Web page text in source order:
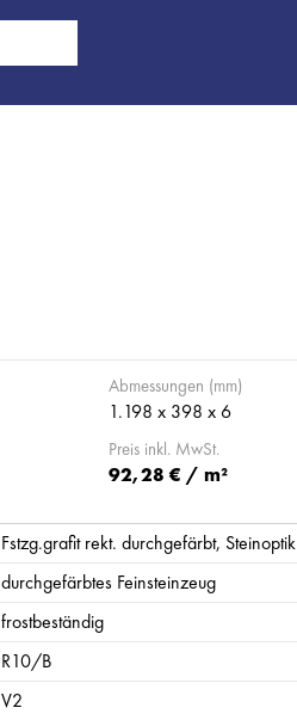
Abmessungen (mm)
1.198 x 398 x 6
Preis inkl. MwSt.
92,28 € / m²
Fstzg.grafit rekt. durchgefärbt, Steinoptik
durchgefärbtes Feinsteinzeug
frostbeständig
R10/B
V2